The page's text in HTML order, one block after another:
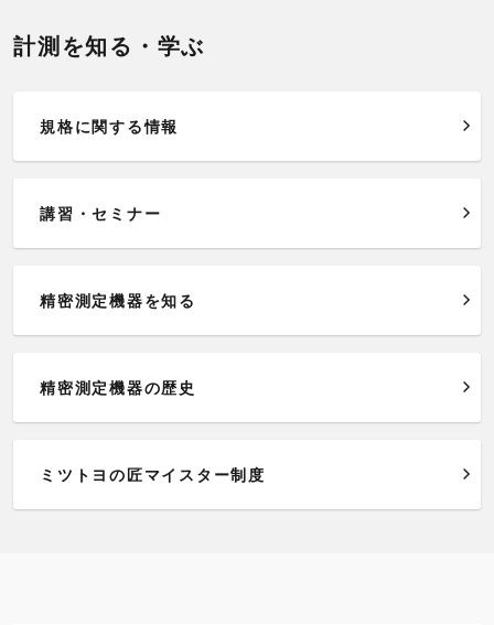
計測を知る・学ぶ
規格に関する情報
講習・セミナー
精密測定機器を知る
精密測定機器の歴史
ミツトヨの匠マイスター制度